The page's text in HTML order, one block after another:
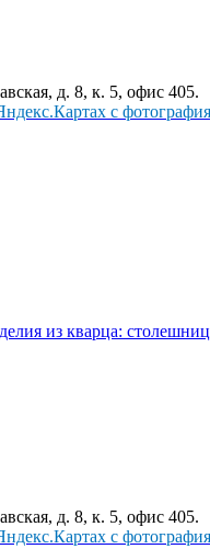
д. 8, к. 5, офис 405.
с
д. 8, к. 5, офис 405.
с